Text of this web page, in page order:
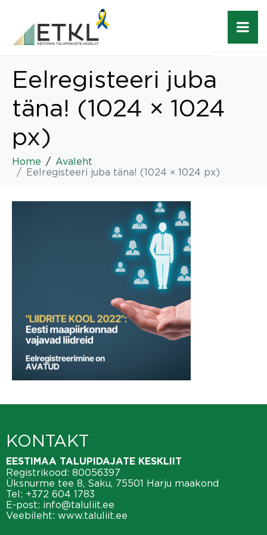
Eelregisteeri juba
täna! (1024 × 1024
px)
Home
Avaleht
Eelregisteeri juba täna! (1024 × 1024 px)
KONTAKT
EESTIMAA TALUPIDAJATE KESKLIIT
Registrikood: 80056397
Üksnurme tee 8, Saku, 75501 Harju maakond
Tel: +372 604 1783
E-post: info@taluliit.ee
Veebileht: www.taluliit.ee